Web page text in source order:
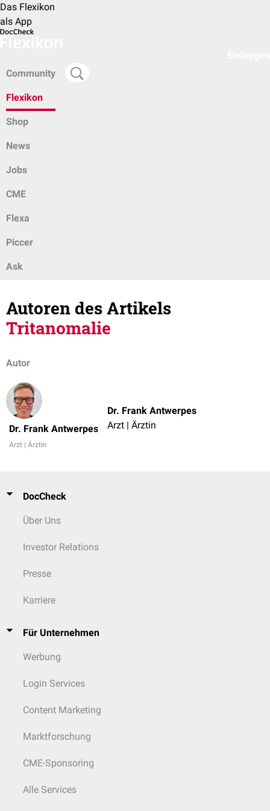
Das Flexikon
als App
Community
Flexikon
Shop
News
Jobs
CME
Flexa
Piccer
Ask
Autoren des Artikels
Tritanomalie
Autor
Dr. Frank Antwerpes
Arzt | Ärztin
Dr. Frank Antwerpes
Arzt | Ärztin
DocCheck
Über Uns
Investor Relations
Presse
Karriere
Für Unternehmen
Werbung
Login Services
Content Marketing
Marktforschung
CME-Sponsoring
Alle Services